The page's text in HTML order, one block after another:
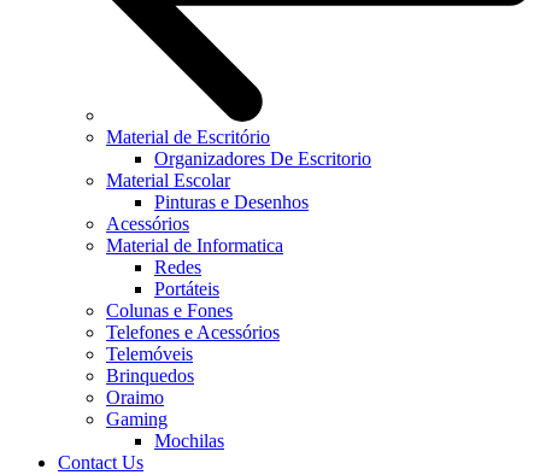
Material de Escritório
Organizadores De Escritorio
Material Escolar
Pinturas e Desenhos
Acessórios
Material de Informatica
Redes
Portáteis
Colunas e Fones
Telefones e Acessórios
Telemóveis
Brinquedos
Oraimo
Gaming
Mochilas
Contact Us